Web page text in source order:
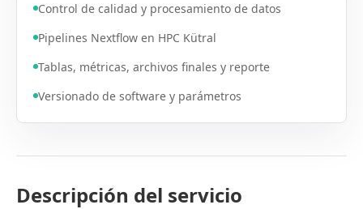
Control de calidad y procesamiento de datos
Pipelines Nextflow en HPC Kütral
Tablas, métricas, archivos finales y reporte
Versionado de software y parámetros
Descripción del servicio